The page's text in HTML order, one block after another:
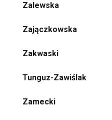
Zalewska
Zajączkowska
Zakwaski
Tunguz-Zawiślak
Zamecki